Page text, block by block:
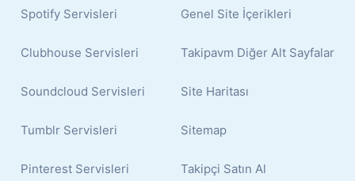
Spotify Servisleri
Clubhouse Servisleri
Soundcloud Servisleri
Tumblr Servisleri
Pinterest Servisleri
Genel Site İçerikleri
Takipavm Diğer Alt Sayfalar
Site Haritası
Sitemap
Takipçi Satın Al